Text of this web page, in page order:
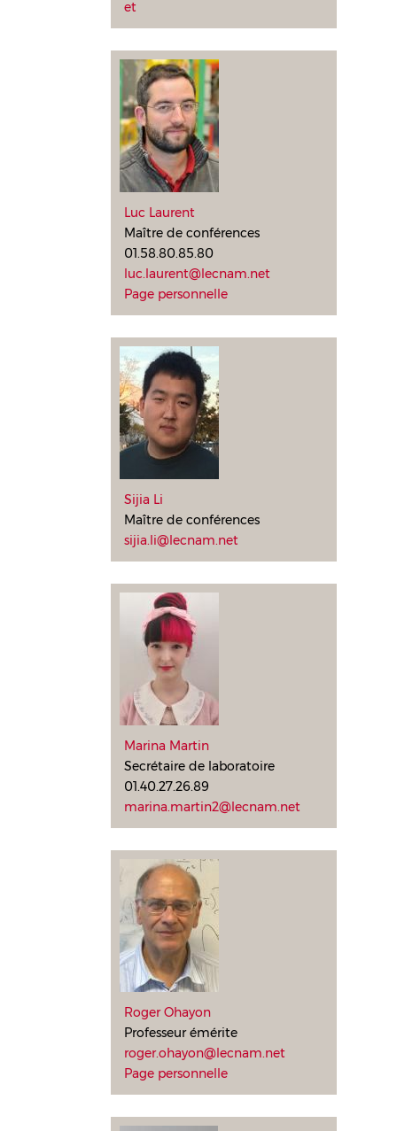
et
Luc Laurent
Maître de conférences
01.58.80.85.80
luc.laurent@lecnam.net
Page personnelle
Sijia Li
Maître de conférences
sijia.li@lecnam.net
Marina Martin
Secrétaire de laboratoire
01.40.27.26.89
marina.martin2@lecnam.net
Roger Ohayon
Professeur émérite
roger.ohayon@lecnam.net
Page personnelle